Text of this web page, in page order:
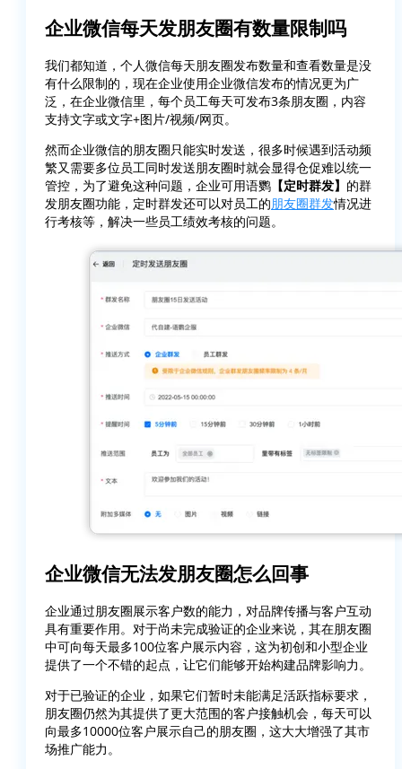
企业微信每天发朋友圈有数量限制吗
我们都知道，个人微信每天朋友圈发布数量和查看数量是没
有什么限制的，现在企业使用企业微信发布的情况更为广
泛，在企业微信里，每个员工每天可发布3条朋友圈，内容
支持文字或文字+图片/视频/网页。
然而企业微信的朋友圈只能实时发送，很多时候遇到活动频
繁又需要多位员工同时发送朋友圈时就会显得仓促难以统一
管控，为了避免这种问题，企业可用语鹦 【定时群发】 的群
发朋友圈功能，定时群发还可以对员工的朋友圈群发情况进
行考核等，解决一些员工绩效考核的问题。
企业微信无法发朋友圈怎么回事
企业通过朋友圈展示客户数的能力，对品牌传播与客户互动
具有重要作用。对于尚未完成验证的企业来说，其在朋友圈
中可向每天最多100位客户展示内容，这为初创和小型企业
提供了一个不错的起点，让它们能够开始构建品牌影响力。
对于已验证的企业，如果它们暂时未能满足活跃指标要求，
朋友圈仍然为其提供了更大范围的客户接触机会，每天可以
向最多10000位客户展示自己的朋友圈，这大大增强了其市
场推广能力。